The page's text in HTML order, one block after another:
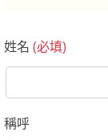
姓名 (必填)
稱呼